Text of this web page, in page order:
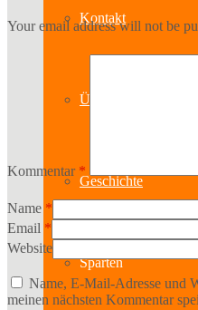
Kontakt
Über uns
Geschichte
Sparten
Your email address will not be
Kommentar *
Name *
Email *
Website
Name, E-Mail-Adresse und
meinen nächsten Kommentar